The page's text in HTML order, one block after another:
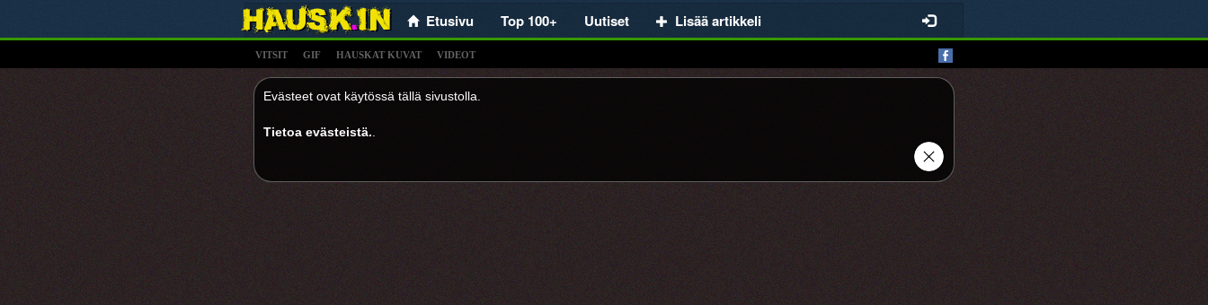
Etusivu Top 100+ Uutiset Lisää artikkeli
VITSIT GIF HAUSKAT KUVAT VIDEOT
Evästeet ovat käytössä tällä sivustolla.
Tietoa evästeistä.